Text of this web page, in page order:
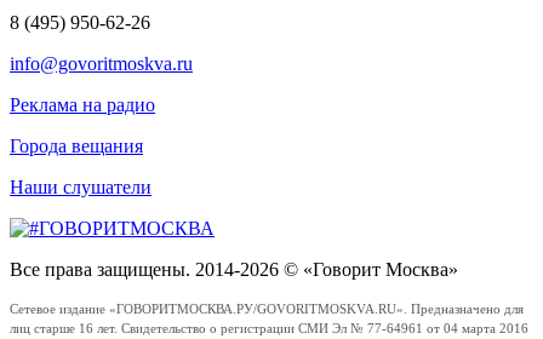
8 (495) 950-62-26
info@govoritmoskva.ru
Реклама на радио
Города вещания
Наши слушатели
Все права защищены. 2014-2026 © «Говорит Москва»
Сетевое издание «ГОВОРИТМОСКВА.РУ/GOVORITMOSKVA.RU». Предназначено для
лиц старше 16 лет. Свидетельство о регистрации СМИ Эл № 77-64961 от 04 марта 2016